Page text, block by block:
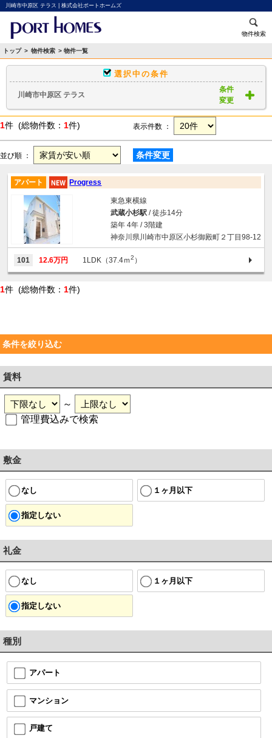
川崎市中原区 テラス | 株式会社ポートホームズ
物件検索
トップ > 物件検索 > 物件一覧
選択中の条件
川崎市中原区 テラス
条件
変更
1件 (総物件数： 1件) 表示件数 ：
並び順 ： 条件変更
アパート Progress
東急東横線
武蔵小杉駅/ 徒歩14分
築年 4年 / 3階建
神奈川県川崎市中原区小杉御殿町２丁目98-12
101 12.6万円 1LDK（37.4ｍ2 ）
1件 (総物件数： 1件)
条件を絞り込む
賃料
～
管理費込みで検索
敷金
なし １ヶ月以下
指定しない
礼金
なし １ヶ月以下
指定しない
種別
アパート
マンション
戸建て